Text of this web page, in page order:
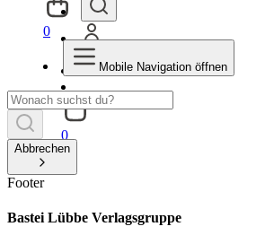
0
0
Mobile Navigation öffnen
Abbrechen
Footer
Bastei Lübbe Verlagsgruppe